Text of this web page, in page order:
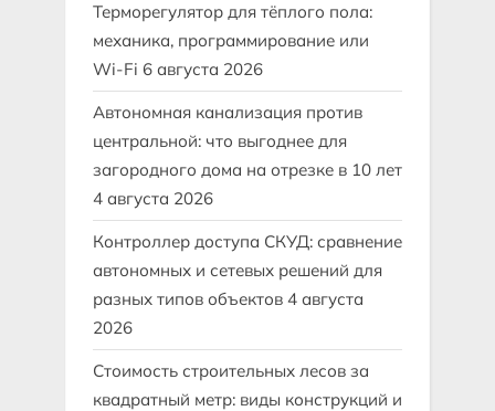
Терморегулятор для тёплого пола:
механика, программирование или
Wi-Fi 6 августа 2026
Автономная канализация против
центральной: что выгоднее для
загородного дома на отрезке в 10 лет
4 августа 2026
Контроллер доступа СКУД: сравнение
автономных и сетевых решений для
разных типов объектов 4 августа
2026
Стоимость строительных лесов за
квадратный метр: виды конструкций и